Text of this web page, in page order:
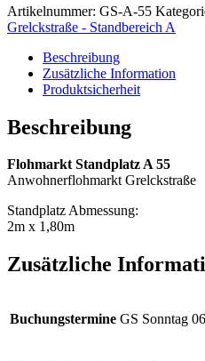
Artikelnummer: GS-A-55
Grelckstraße - Standbereich A
Beschreibung
Zusätzliche Information
Produktsicherheit
Beschreibung
Flohmarkt Standplatz A 55
Anwohnerflohmarkt Grelckstraße
Standplatz Abmessung:
2m x 1,80m
Zusätzliche
Buchungstermine GS Sonntag